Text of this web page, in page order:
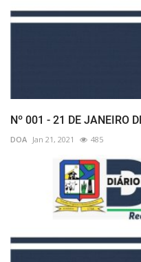
Nº 001 - 21 DE JANEIRO
DOA Jan 21, 2021 485